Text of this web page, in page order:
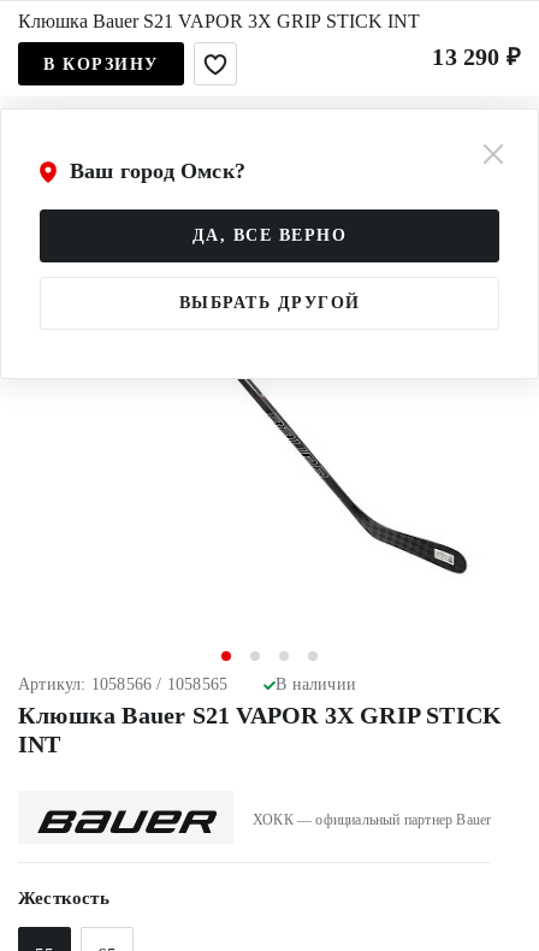
Ваш город Омск?
ДА, ВСЕ ВЕРНО
ВЫБРАТЬ ДРУГОЙ
Артикул: 1058566 / 1058565 В наличии
Клюшка Bauer S21 VAPOR 3X GRIP STICK
INT
ХОКК — официальный партнер Bauer
Жесткость
Клюшка Bauer S21 VAPOR 3X GRIP STICK INT
13 290 ₽
В КОРЗИНУ